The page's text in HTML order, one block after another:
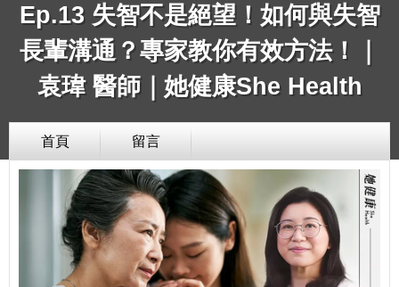
Ep.13 失智不是絕望！如何與失智
長輩溝通？專家教你有效方法！｜
袁瑋 醫師｜她健康She Health
首頁 留言